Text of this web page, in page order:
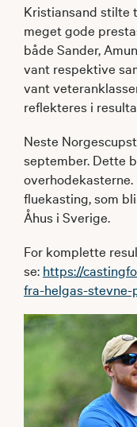
Kristiansand stilte
meget gode
både Sander,
vant respektive
vant
reflekteres i
Neste
september. Dette
fluekasting, som
Åhus i Sverige.
For komplette
se: https://
fra-helgas-